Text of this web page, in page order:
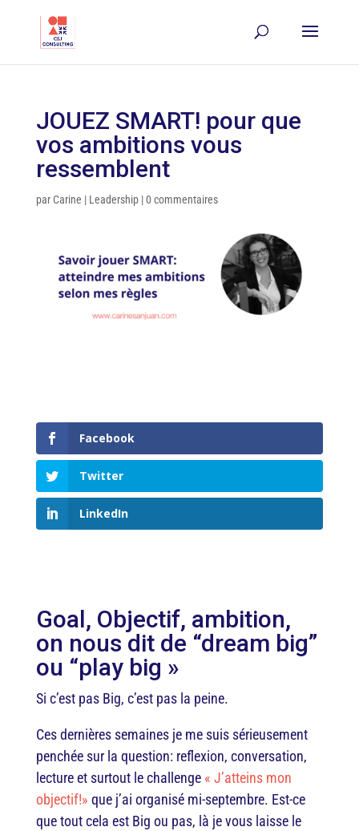
JOUEZ SMART! pour que
vos ambitions vous
ressemblent
par Carine | Leadership|0 commentaires
Facebook
Twitter
LinkedIn
Goal, Objectif, ambition,
on nous dit de “dream big”
ou “play big »
Si c’est pas Big, c’est pas la peine.
Ces dernières semaines je me suis sérieusement
penchée sur la question: reflexion, conversation,
lecture et surtout le challenge « J’atteins mon
objectif!» que j’ai organisé mi-septembre. Est-ce
que tout cela est Big ou pas, là je vous laisse le